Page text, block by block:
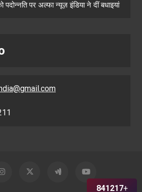
पर अल्फा न्यूज़ इंडिया ने दीं बधाइयां
841217+